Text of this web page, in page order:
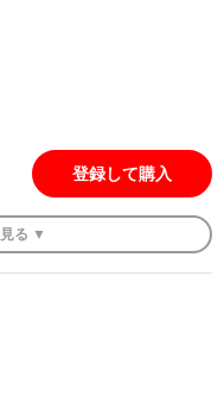
登録して購入
見る ▼